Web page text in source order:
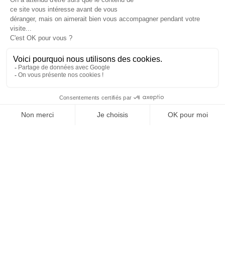
JE DÉCOUVRE LE GROUPE
SUIVEZ-NOUS